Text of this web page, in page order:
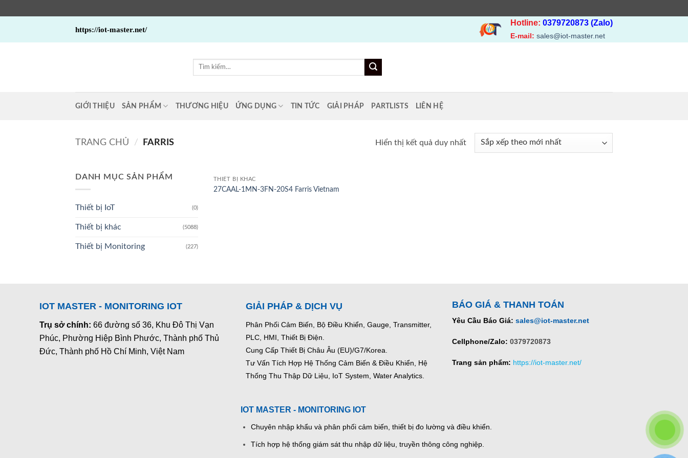
https://iot-master.net/
Hotline: 0379720873 (Zalo)
E-mail: sales@iot-master.net
Tìm
GIỚI THIỆU SẢN PHẨM THƯƠNG HIỆU ỨNG DỤNG TIN TỨC GIẢI PHÁP PARTLISTS LIÊN HỆ
TRANG CHỦ / FARRIS Hiển thị kết quả duy nhất
DANH MỤC SẢN PHẨM
Thiết bị IoT (0)
Thiết bị khác (5088)
Thiết bị Monitoring (227)
THIẾT BỊ KHÁC
27CAAL-1MN-3FN-20S4 Farris Vietnam
IOT MASTER - MONITORING IOT
Trụ sở chính: 66 đường số 36, Khu Đô Thị Vạn
Phúc, Phường Hiệp Bình Phước, Thành phố Thủ
Đức, Thành phố Hồ Chí Minh, Việt Nam
GIẢI PHÁP & DỊCH VỤ
Phân Phối Cảm Biến, Bộ Điều Khiển, Gauge, Transmitter,
PLC, HMI, Thiết Bị Điện.
Cung Cấp Thiết Bị Châu Âu (EU)/G7/Korea.
Tư Vấn Tích Hợp Hệ Thống Cảm Biến & Điều Khiển, Hệ
Thống Thu Thập Dữ Liệu, IoT System, Water Analytics.
BÁO GIÁ & THANH TOÁN
Yêu Cầu Báo Giá: sales@iot-master.net
Cellphone/Zalo: 0379720873
Trang sản phẩm: https://iot-master.net/
IOT MASTER - MONITORING IOT
Chuyên nhập khẩu và phân phối cảm biến, thiết bị đo lường và điều khiển.
Tích hợp hệ thống giám sát thu nhập dữ liệu, truyền thông công nghiệp.